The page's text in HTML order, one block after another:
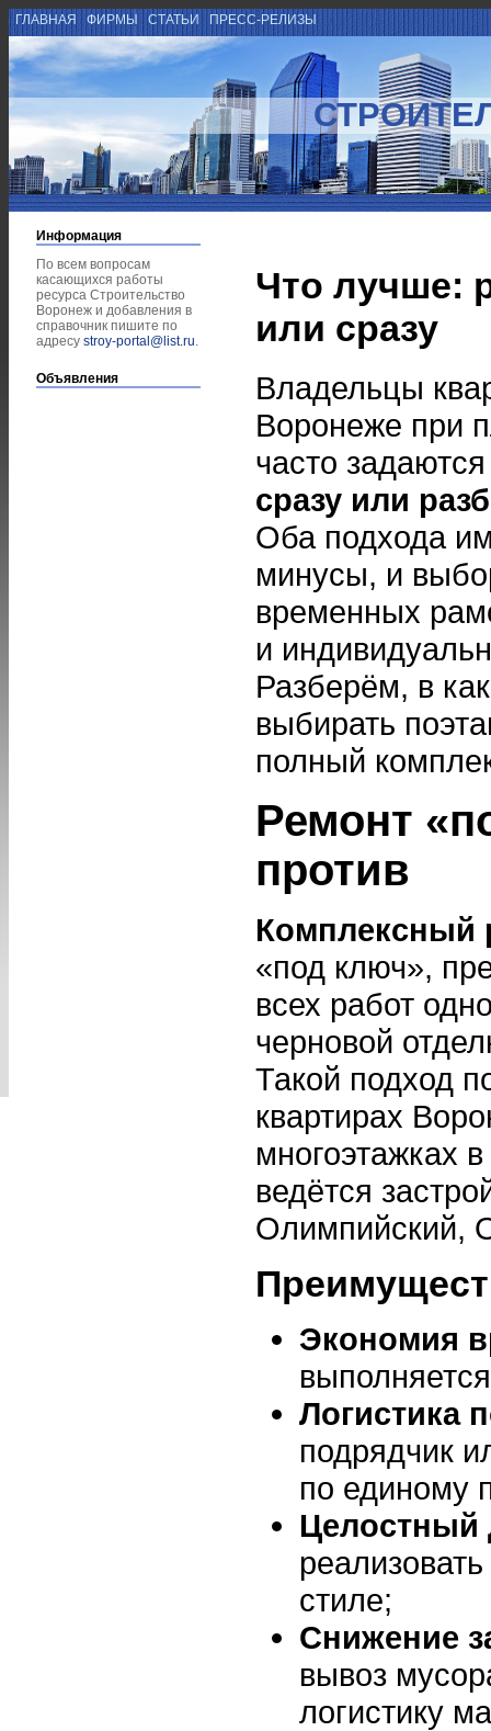
ГЛАВНАЯ ФИРМЫ СТАТЬИ ПРЕСС-РЕЛИЗЫ
Информация
По всем вопросам
касающихся работы
ресурса Строительство
Воронеж и добавления в
справочник пишите по
адресу stroy-portal@list.ru.
Объявления
Что лучше:
или сразу
Владельцы
Воронеже при
часто
сразу или
Оба подхода
минусы, и
временных
и
Разберём, в
выбирать
полный
Ремонт
против
Комплексный
«под ключ»,
всех работ
черновой
Такой подход
квартирах
многоэтажках
ведётся
Олимпийский,
Экономия
Логистика
подрядчик
по единому
Целостный
стиле;
Снижение
вывоз
логистику